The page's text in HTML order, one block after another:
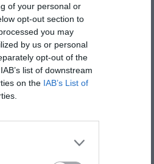
of your personal or
opt-out section to
you may
by us or personal
opt-out of the
list of downstream
on the IAB’s List of